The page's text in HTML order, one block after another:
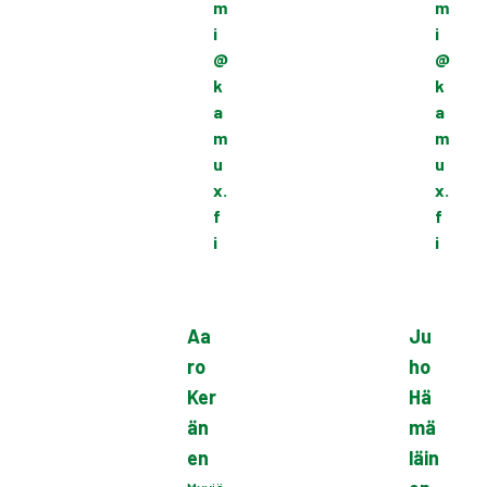
m
i
@
k
a
m
u
x.
f
i
m
i
@
k
a
m
u
x.
f
i
Aa
ro
Ker
än
en
Ju
ho
Hä
mä
läin